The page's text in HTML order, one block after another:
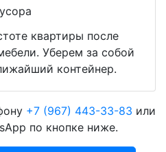
квартиры после
Уберем за собой
контейнер.
+7 (967) 443-33-83 или
по кнопке ниже.